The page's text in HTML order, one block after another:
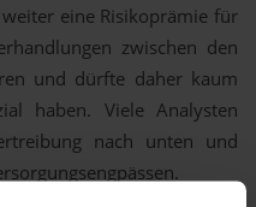
eine Risikoprämie für
zwischen den
und dürfte daher kaum
haben. Viele Analysten
nach unten und